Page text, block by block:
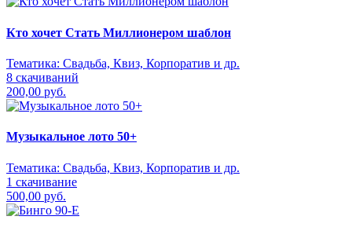
Кто хочет Стать Миллионером шаблон
Тематика: Свадьба, Квиз, Корпоратив и др.
8 скачиваний
200,00 руб.
Музыкальное лото 50+
Тематика: Свадьба, Квиз, Корпоратив и др.
1 скачивание
500,00 руб.